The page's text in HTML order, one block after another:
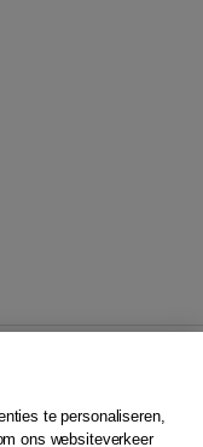
te personaliseren,
ons websiteverkeer